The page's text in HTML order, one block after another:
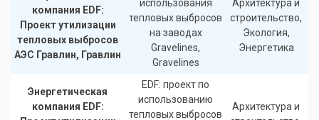
компания EDF:
Проект утилизации
тепловых выбросов
АЭС Гравлин, Гравлин
использования
тепловых выбросов
на заводах
Gravelines,
Gravelines
Архитектура и
строительство,
Экология,
Энергетика
Энергетическая
компания EDF:
EDF: проект по
использованию
тепловых выбросов
Архитектура и